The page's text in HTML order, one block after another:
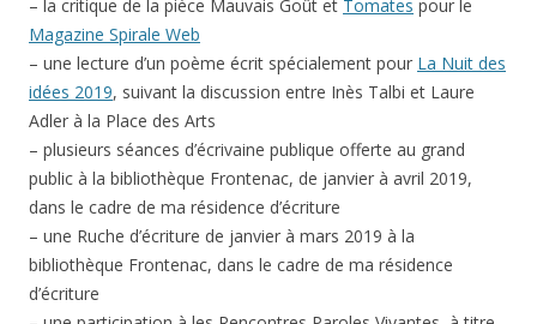
– la critique de la pièce Mauvais Goût et Tomates pour le
Magazine Spirale Web
– une lecture d’un poème écrit spécialement pour La Nuit des
idées 2019, suivant la discussion entre Inès Talbi et Laure
Adler à la Place des Arts
– plusieurs séances d’écrivaine publique offerte au grand
public à la bibliothèque Frontenac, de janvier à avril 2019,
dans le cadre de ma résidence d’écriture
– une Ruche d’écriture de janvier à mars 2019 à la
bibliothèque Frontenac, dans le cadre de ma résidence
d’écriture